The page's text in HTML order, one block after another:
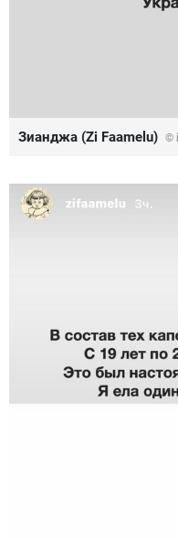
Зианджа (Zi Faamelu) ©